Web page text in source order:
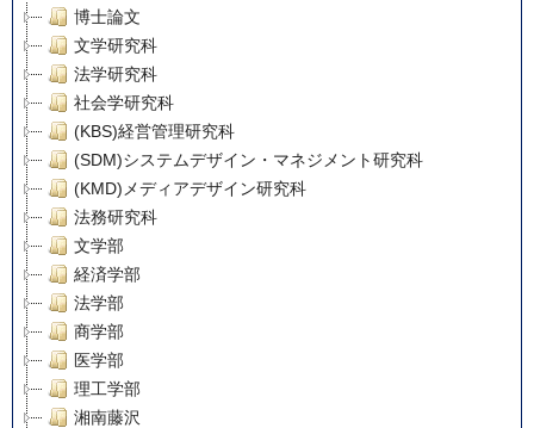
博士論文
文学研究科
法学研究科
社会学研究科
(KBS)経営管理研究科
(SDM)システムデザイン・マネジメント研究科
(KMD)メディアデザイン研究科
法務研究科
文学部
経済学部
法学部
商学部
医学部
理工学部
湘南藤沢